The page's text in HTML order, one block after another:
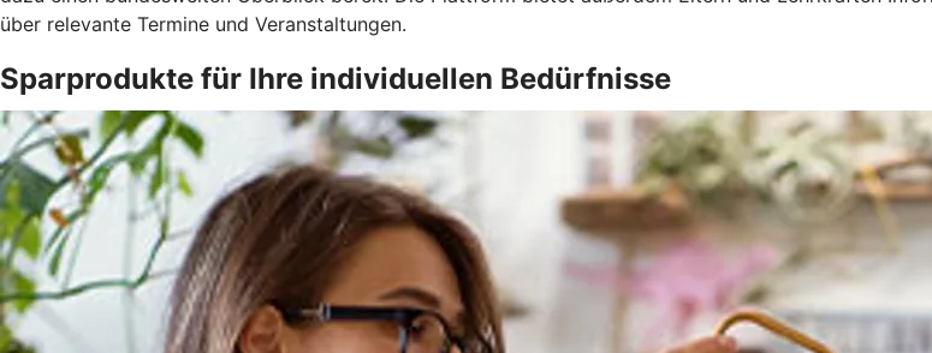
über relevante Termine und Veranstaltungen.
Sparprodukte für Ihre individuellen Bedürfnisse